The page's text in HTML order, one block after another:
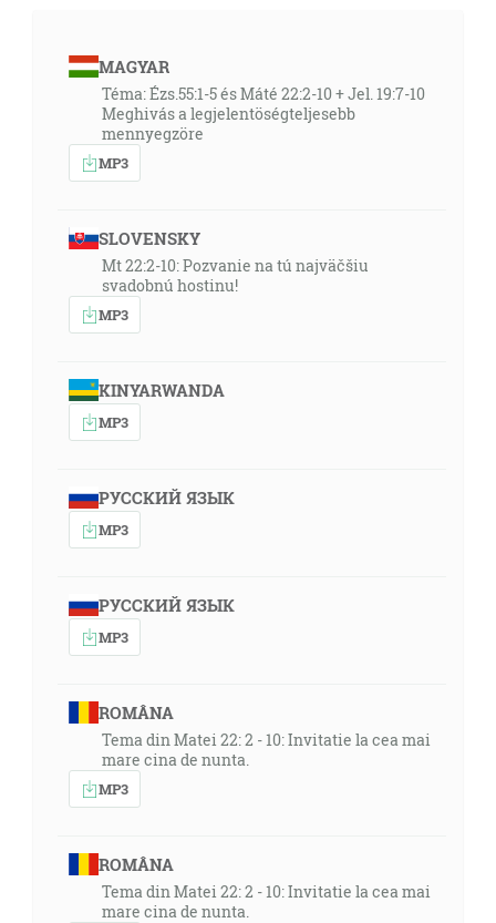
MAGYAR
Téma: Ézs.55:1-5 és Máté 22:2-10 + Jel. 19:7-10
Meghivás a legjelentöségteljesebb
mennyegzöre
MP3
SLOVENSKY
Mt 22:2-10: Pozvanie na tú najväčšiu
svadobnú hostinu!
MP3
KINYARWANDA
MP3
РУССКИЙ ЯЗЫК
MP3
РУССКИЙ ЯЗЫК
MP3
ROMÂNA
Tema din Matei 22: 2 - 10: Invitatie la cea mai
mare cina de nunta.
MP3
ROMÂNA
Tema din Matei 22: 2 - 10: Invitatie la cea mai
mare cina de nunta.